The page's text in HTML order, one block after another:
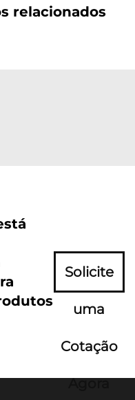
relacionados
Solicite
uma
Cotação
Agora